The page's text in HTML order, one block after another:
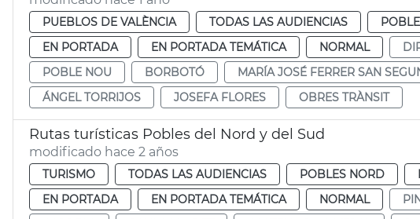
PUEBLOS DE VALÈNCIA TODAS LAS AUDIENCIAS
EN PORTADA
EN PORTADA TEMÁTICA NORMAL
POBLE NOU
BORBOTÓ MARÍA JOSÉ FERRER SAN
ÁNGEL TORRIJOS
JOSEFA FLORES OBRES TRÀNSIT
Rutas turísticas Pobles del Nord y del Sud
modificado hace 2 años
TURISMO TODAS LAS AUDIENCIAS POBLES NORD
EN PORTADA
EN PORTADA TEMÁTICA NORMAL